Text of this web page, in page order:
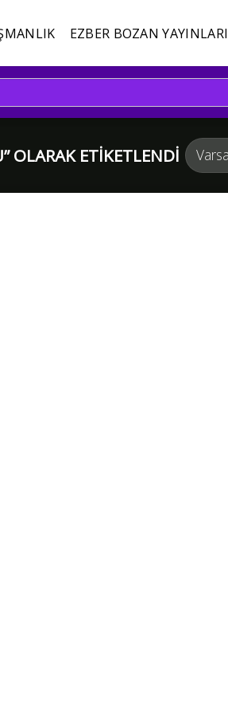
EZBER BOZAN YAYINLARI
OLARAK ETIKETLENDI